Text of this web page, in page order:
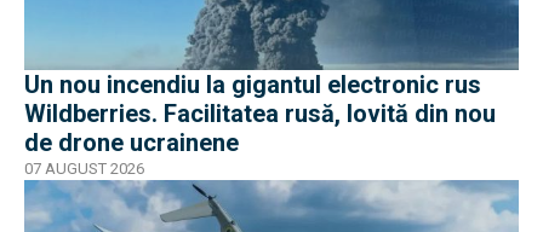
Un nou incendiu la gigantul electronic rus
Wildberries. Facilitatea rusă, lovită din nou
de drone ucrainene
07 AUGUST 2026